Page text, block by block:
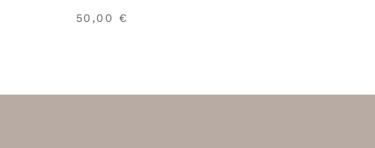
50,00 €